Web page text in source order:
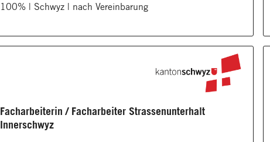
100% | Schwyz | nach Vereinbarung
Facharbeiterin / Facharbeiter Strassenunterhalt
Innerschwyz